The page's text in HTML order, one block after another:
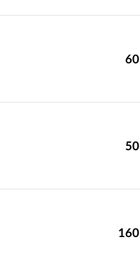
60
50
160